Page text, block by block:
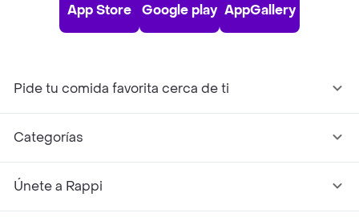
App Store Google play AppGallery
Pide tu comida favorita cerca de ti
Categorías
Únete a Rappi